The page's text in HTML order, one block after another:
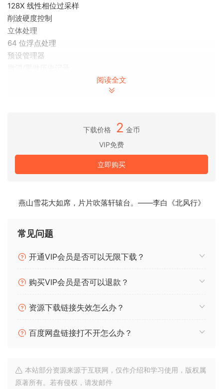
128X 线性相位过采样
削波硬度控制
立体处理
64 位浮点处理
预设管理器
Retina 和 HighDPI 支持
OVC-128 is a massively-oversampled soft/hard clipper
music production applications. A common use for this
This is an effective approach in contemporary electronic
music, when loudness is boosted using a clipper plugin
while minor excessive peaks are absorbed by a final peak
limiter that applies small to moderate gain itself.
Clipping the tracks via OVC-128 is practically similar to
44.1kHz source sample rate, the internal audio sample rate
mastering limiter in the “EL-C” or “EL INS” mode. This
combination produces both energy and smoothness.
阅读全文
下载价格 2 金币
VIP免费
立即购买
燕山雪花大如席，片片吹落轩辕台。——李白《北风行》
常见问题
开通VIP会员是否可以无限下载？
购买VIP会员是否可以退款？
资源下载链接失效怎么办？
百度网盘链接打不开怎么办？
本站部分资源来源于互联网，仅作介绍和学习使用，版权属
原著所有。若有侵权，请发邮件